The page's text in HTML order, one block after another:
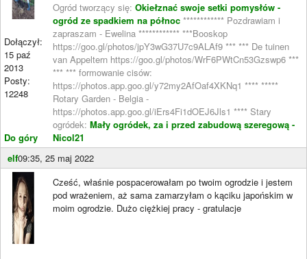
Dołączył:
15 paź
2013
Posty:
12248
Do góry
Ogród tworzący się: Okiełznać swoje setki pomysłów -
ogród ze spadkiem na północ ************ Pozdrawiam i
zapraszam - Ewelina ************ ***Booskop
https://goo.gl/photos/jpY3wG37U7c9ALAf9 *** *** De tuinen
van Appeltern https://goo.gl/photos/WrF6PWtCn53Gzswp6 ***
*** *** formowanie cisów:
https://photos.app.goo.gl/y72my2AfOaf4XKNq1 **** *****
Rotary Garden - Belgia -
https://photos.app.goo.gl/iErs4Fi1dOEJ6Jls1 **** Stary
ogródek: Mały ogródek, za i przed zabudową szeregową -
Nicol21
elf09:35, 25 maj 2022
Cześć, właśnie pospacerowałam po twoim ogrodzie i jestem
pod wrażeniem, aż sama zamarzyłam o kąciku japońskim w
moim ogrodzie. Dużo ciężkiej pracy - gratulacje